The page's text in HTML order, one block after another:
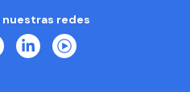
nuestras redes